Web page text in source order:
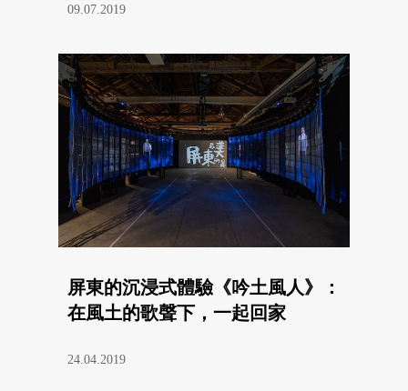
09.07.2019
屏東的沉浸式體驗《吟土風人》：
在風土的歌聲下，一起回家
24.04.2019